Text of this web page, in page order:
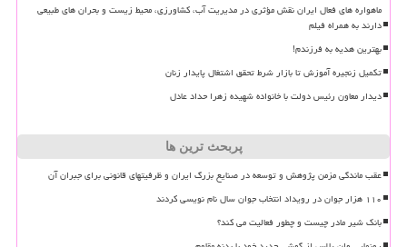
ماهواره های فعال ایران نقش مؤثری در مدیریت آب، کشاورزی، محیط زیست و بحران های طبیعی
دارند به همراه فیلم
بهترین هدیه به فرزندم!
تکمیل زنجیره آموزش تا بازار شرط تحقق اشتغال پایدار زنان
دیدار معاون رئیس دولت با خانواده شهیده زهرا حداد عادل
پربحث ترین ها
عقب ماندگی مزمن پژوهش و توسعه در صنایع بزرگ ایران و ظرفیتهای قانونی برای جبران آن
۱۱۰ هزار جوان در رویداد انتخاب جوان سال نام نویسی کردند
بانک شیر مادر چیست و چطور فعالیت می کند؟